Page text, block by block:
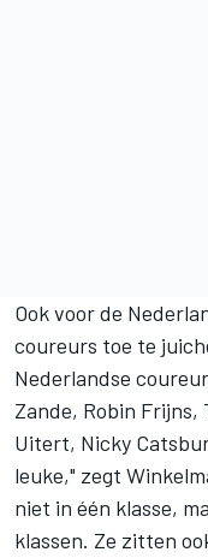
Ook voor de
coureurs toe te
Nederlandse
Zande, Robin Frijns,
Uitert, Nicky
leuke," zegt
niet in één klasse,
klassen. Ze zitten